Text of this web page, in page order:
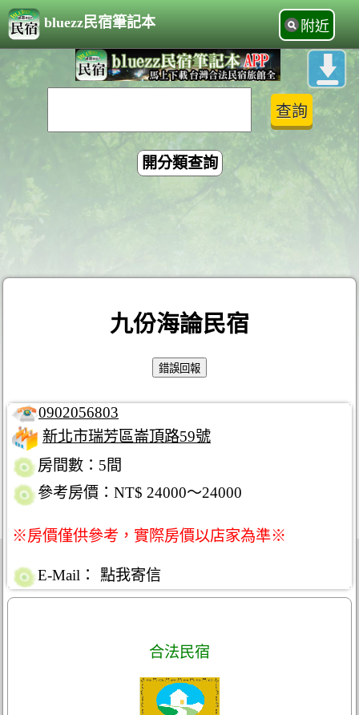
bluezz民宿筆記本 附近
開分類查詢
九份海論民宿
0902056803
新北市瑞芳區崙頂路59號
房間數：5間
參考房價：NT$ 24000～24000
※房價僅供參考，實際房價以店家為準※
E-Mail： 點我寄信
合法民宿